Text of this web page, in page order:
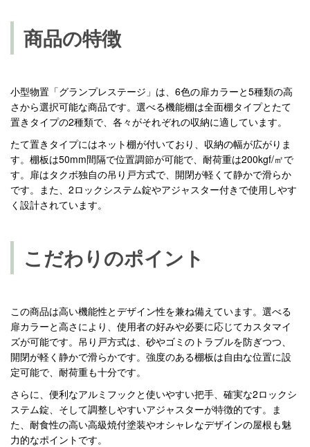
商品の特徴
小型物置「グランプレステージ」は、6色の扉カラーと5種類の高
さから選択可能な商品です。選べる機能棚は全面棚タイプとたて
置きタイプの2種類で、各々がそれぞれの収納に適しています。
たて置きタイプにはネット棚が付いており、収納の幅が広がりま
す。棚板は50mm間隔で位置調節が可能で、耐荷重は200kgf/㎡で
す。扉はタクボ独自の吊り戸方式で、開閉が軽くて静かで滑らか
です。また、2ロックシステム錠やアジャスター付きで使用しやす
く設計されています。
こだわりのポイント
この商品は高い機能性とデザイン性を兼ね備えています。選べる
扉カラーと高さにより、使用者の好みや必要に応じてカスタマイ
ズが可能です。吊り戸方式は、砂やゴミのトラブルを防ぎつつ、
開閉が軽く静かで滑らかです。強度のある棚板は自由な位置に設
定可能で、耐荷重も十分です。
さらに、便利なアルミフックと使いやすい把手、確実な2ロックシ
ステム錠、そして調整しやすいアジャスターが特徴的です。ま
た、耐食性の高い高級焼付塗装やオシャレなデザインの屋根も魅
力的なポイントです。